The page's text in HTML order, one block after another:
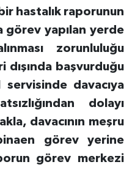
hastalık raporunun
görev yapılan yerde
zorunluluğu
dışında başvurduğu
servisinde davacıya
dolayı
davacının meşru
görev yerine
görev merkezi